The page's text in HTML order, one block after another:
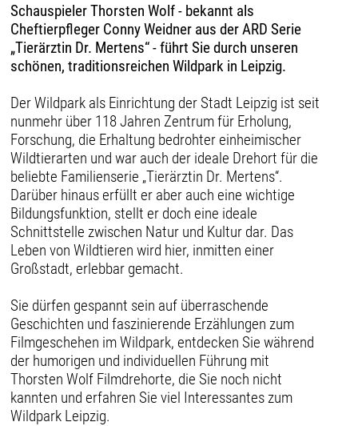
Schauspieler Thorsten Wolf - bekannt als
Cheftierpfleger Conny Weidner aus der ARD Serie
„Tierärztin Dr. Mertens“ - führt Sie durch unseren
schönen, traditionsreichen Wildpark in Leipzig.
Der Wildpark als Einrichtung der Stadt Leipzig ist seit
nunmehr über 118 Jahren Zentrum für Erholung,
Forschung, die Erhaltung bedrohter einheimischer
Wildtierarten und war auch der ideale Drehort für die
beliebte Familienserie „Tierärztin Dr. Mertens“.
Darüber hinaus erfüllt er aber auch eine wichtige
Bildungsfunktion, stellt er doch eine ideale
Schnittstelle zwischen Natur und Kultur dar. Das
Leben von Wildtieren wird hier, inmitten einer
Großstadt, erlebbar gemacht.
Sie dürfen gespannt sein auf überraschende
Geschichten und faszinierende Erzählungen zum
Filmgeschehen im Wildpark, entdecken Sie während
der humorigen und individuellen Führung mit
Thorsten Wolf Filmdrehorte, die Sie noch nicht
kannten und erfahren Sie viel Interessantes zum
Wildpark Leipzig.